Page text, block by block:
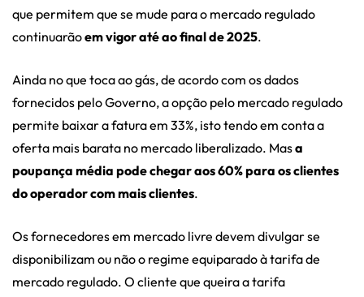
que permitem que se mude para o mercado regulado
continuarãoem vigor até ao final de 2025.
Ainda no que toca ao gás, de acordo com os dados
fornecidos pelo Governo, a opção pelo mercado regulado
permite baixar a fatura em 33%, isto tendo em conta a
oferta mais barata no mercado liberalizado. Masa
poupança média pode chegar aos 60% para os clientes
do operador com mais clientes.
Os fornecedores em mercado livre devem divulgar se
disponibilizam ou não o regime equiparado à tarifa de
mercado regulado. O cliente que queira a tarifa